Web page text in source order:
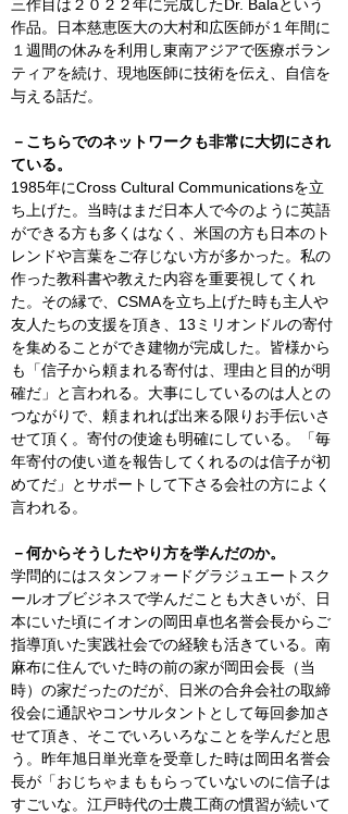
三作目は２０２２年に完成したDr. Balaという
作品。日本慈恵医大の大村和広医師が１年間に
１週間の休みを利用し東南アジアで医療ボラン
ティアを続け、現地医師に技術を伝え、自信を
与える話だ。
－こちらでのネットワークも非常に大切にされ
ている。
1985年にCross Cultural Communicationsを立
ち上げた。当時はまだ日本人で今のように英語
ができる方も多くはなく、米国の方も日本のト
レンドや言葉をご存じない方が多かった。私の
作った教科書や教えた内容を重要視してくれ
た。その縁で、 CSMAを立ち上げた時も主人や
友人たちの支援を頂き、 13 ミリオンドルの寄付
を集めることができ建物が完成した。皆様から
も「信子から頼まれる寄付は、理由と目的が明
確だ」と言われる。大事にしているのは人との
つながりで、頼まれれば出来る限りお手伝いさ
せて頂く。寄付の使途も明確にしている。「毎
年寄付の使い道を報告してくれるのは信子が初
めてだ」とサポートして下さる会社の方によく
言われる。
－何からそうしたやり方を学んだのか。
学問的にはスタンフォードグラジュエートスク
ールオブビジネスで学んだことも大きいが、日
本にいた頃にイオンの岡田卓也名誉会長からご
指導頂いた実践社会での経験も活きている。南
麻布に住んでいた時の前の家が岡田会長（当
時）の家だったのだが、日米の合弁会社の取締
役会に通訳やコンサルタントとして毎回参加さ
せて頂き、そこでいろいろなことを学んだと思
う。昨年旭日単光章を受章した時は岡田名誉会
長が「おじちゃまももらっていないのに信子は
すごいな。江戸時代の士農工商の慣習が続いて